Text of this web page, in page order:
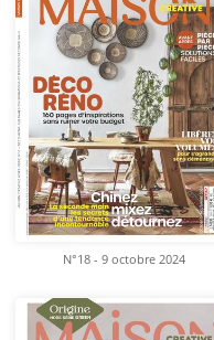
N°18 - 9 octobre 2024